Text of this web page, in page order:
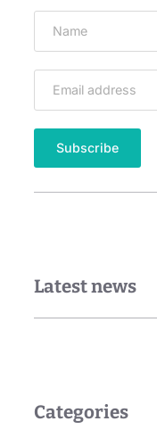
Latest news
Categories